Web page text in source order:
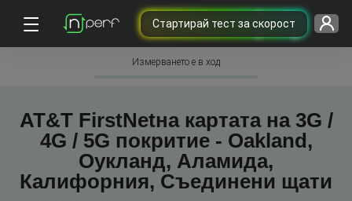
Cтартирай тест за скорост
Измерването е в ход
AT&T FirstNetна картата на 3G /
4G / 5G покритие - Oakland,
Оукланд, Аламида,
Калифорния, Съединени щати